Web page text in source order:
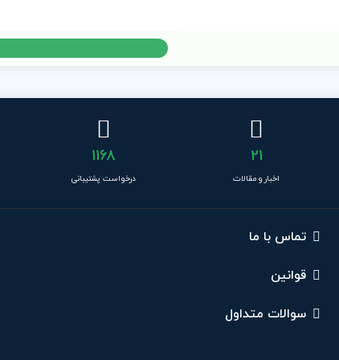
21
اخبار و مقالات
1168
درخواست پشتیبانی
تماس با ما
قوانین
سوالات متداول